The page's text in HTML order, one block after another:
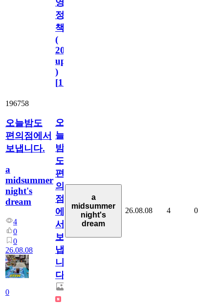
영
정
책
(
2023.11.1
update
)
[110
196758
오늘밤도
편의점에서
보냅니다.
a
midsummer
night's
dream
4
0
0
26.08.08
0
오
늘
밤
도
편
의
점
에
서
보
냅
니
다.
a
midsummer
night's
dream
26.08.08 4 0